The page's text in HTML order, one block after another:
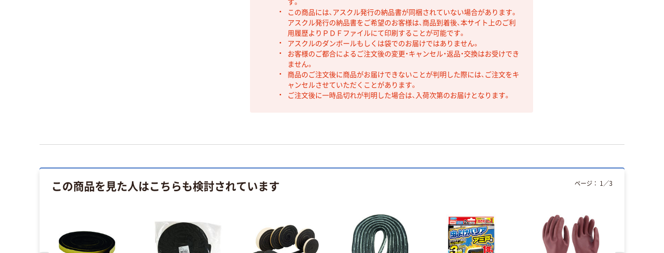
す。
この商品には、アスクル発行の納品書が同梱されていない場合があります。
アスクル発行の納品書をご希望のお客様は、商品到着後、本サイト上のご利
用履歴よりＰＤＦファイルにて印刷することが可能です。
アスクルのダンボールもしくは袋でのお届けではありません。
お客様のご都合によるご注文後の変更・キャンセル・返品・交換はお受けでき
ません。
商品のご注文後に商品がお届けできないことが判明した際には、ご注文をキ
ャンセルさせていただくことがあります。
ご注文後に一時品切れが判明した場合は、入荷次第のお届けとなります。
この商品を見た人はこちらも検討されています ページ： 1 ／3